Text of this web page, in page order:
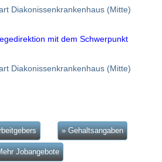
Diakonissenkrankenhaus (Mitte)
mit dem Schwerpunkt
Diakonissenkrankenhaus (Mitte)
» Gehaltsangaben
Jobangebote